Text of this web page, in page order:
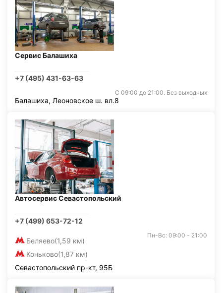
Сервис Балашиха
+7 (495) 431-63-63
С 09:00 до 21:00. Без выходных
Балашиха, Леоновское ш. вл.8
Автосервис Севастопольский
+7 (499) 653-72-12
Беляево(1,59 км)
Коньково(1,87 км)
Пн-Вс: 09:00 - 21:00
Севастопольский пр-кт, 95Б